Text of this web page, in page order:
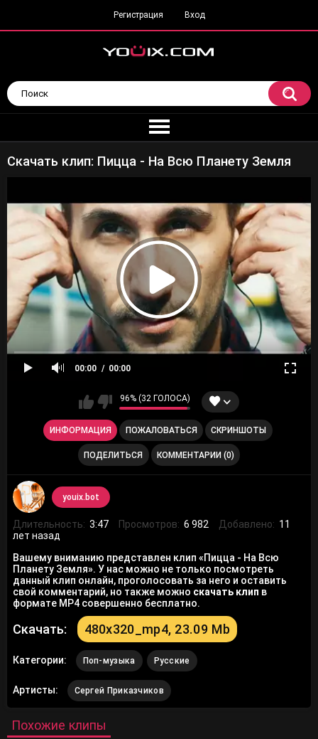
Регистрация Вход
Скачать клип: Пицца - На Всю Планету Земля
00:00 00:00
96% (32 ГОЛОСА)
ИНФОРМАЦИЯ ПОЖАЛОВАТЬСЯ СКРИНШОТЫ
ПОДЕЛИТЬСЯ КОММЕНТАРИИ (0)
youix.bot
Длительность: 3:47 Просмотров: 6 982 Добавлено: 11
лет назад
Вашему вниманию представлен клип «Пицца - На Всю
Планету Земля». У нас можно не только посмотреть
данный клип онлайн, проголосовать за него и оставить
свой комментарий, но также можно скачать клип в
формате MP4 совершенно бесплатно.
Скачать: 480x320_mp4, 23.09 Mb
Категории: Поп-музыка Русские
Артисты: Сергей Приказчиков
Похожие клипы